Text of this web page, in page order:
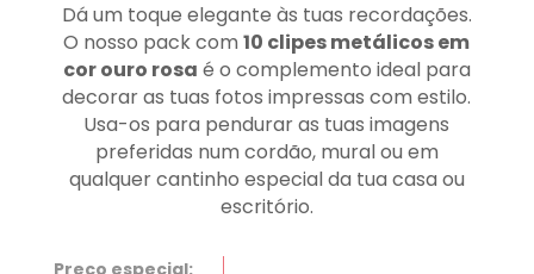
Dá um toque elegante às tuas recordações.
O nosso pack com10 clipes metálicos em
cor ouro rosa é o complemento ideal para
decorar as tuas fotos impressas com estilo.
Usa-os para pendurar as tuas imagens
preferidas num cordão, mural ou em
qualquer cantinho especial da tua casa ou
escritório.